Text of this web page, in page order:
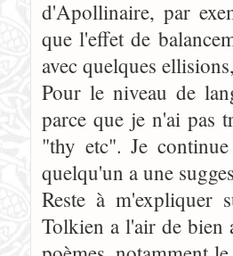
d'Apollinaire, par
que l'effet de
avec quelques
Pour le niveau de
parce que je n'ai pas
"thy etc". Je
quelqu'un a une
Reste à m'expliquer
Tolkien a l'air de bien